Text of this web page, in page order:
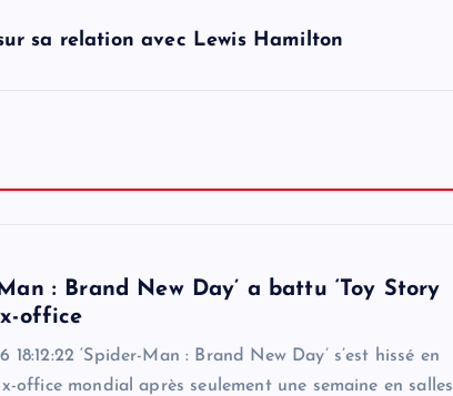
sa relation avec Lewis Hamilton
: Brand New Day’ a battu ‘Toy Story
office
18:12:22 ‘Spider-Man : Brand New Day’ s’est hissé en
office mondial après seulement une semaine en salles